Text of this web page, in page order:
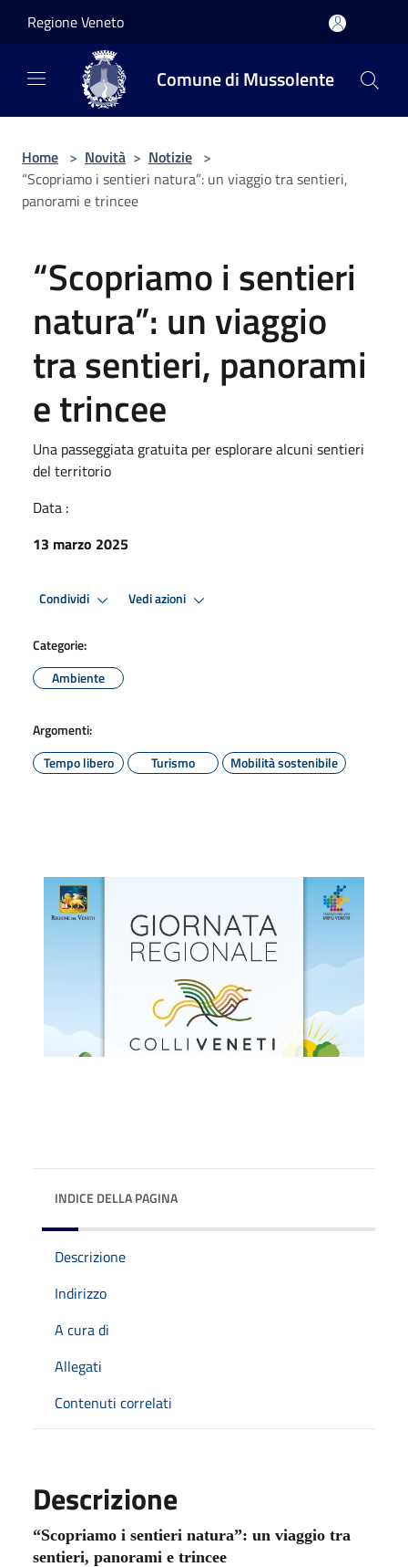
Regione Veneto
Comune di Mussolente
Home > Novità > Notizie >
“Scopriamo i sentieri natura”: un viaggio tra sentieri,
panorami e trincee
“Scopriamo i sentieri
natura”: un viaggio
tra sentieri, panorami
e trincee
Una passeggiata gratuita per esplorare alcuni sentieri
del territorio
Data :
13 marzo 2025
Condividi Vedi azioni
Categorie:
Ambiente
Argomenti:
Tempo libero
Turismo Mobilità sostenibile
INDICE DELLA PAGINA
Descrizione
Indirizzo
A cura di
Allegati
Contenuti correlati
Descrizione
“Scopriamo i sentieri natura”: un viaggio tra
sentieri, panorami e trincee